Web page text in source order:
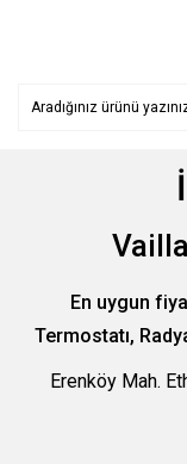
En uygun
Termostatı,
Erenköy Mah.